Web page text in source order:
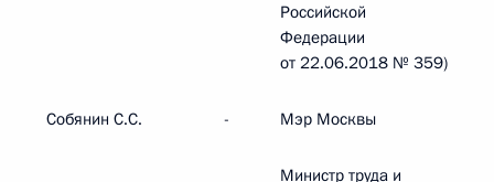
Российской
Федерации
от 22.06.2018 № 359)
Собянин С.С. - Мэр Москвы
Министр труда и